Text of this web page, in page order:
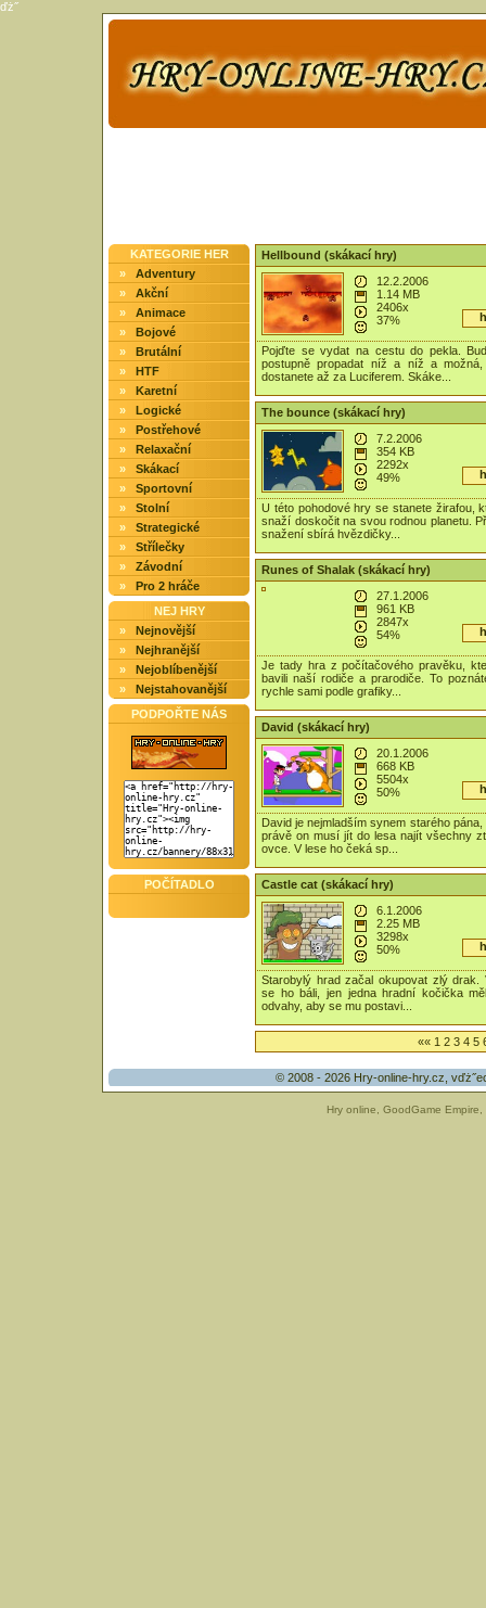
ďż˝
KATEGORIE HER
» Adventury
» Akční
» Animace
» Bojové
» Brutální
» HTF
» Karetní
» Logické
» Postřehové
» Relaxační
» Skákací
» Sportovní
» Stolní
» Strategické
» Střílečky
» Závodní
» Pro 2 hráče
NEJ HRY
» Nejnovější
» Nejhranější
» Nejoblíbenější
» Nejstahovanější
PODPOŘTE NÁS
POČÍTADLO
Hellbound (skákací hry)
12.2.2006
1.14 MB
2406x
37%
Pojďte se vydat na cestu do pekla.
postupně propadat níž a níž a
dostanete až za Luciferem. Skáke...
The bounce (skákací hry)
7.2.2006
354 KB
2292x
49%
U této pohodové hry se stanete žirafou,
snaží doskočit na svou rodnou planetu.
snažení sbírá hvězdičky...
Runes of Shalak (skákací hry)
27.1.2006
961 KB
2847x
54%
Je tady hra z počítačového pravěku,
bavili naší rodiče a prarodiče. To
rychle sami podle grafiky...
David (skákací hry)
20.1.2006
668 KB
5504x
50%
David je nejmladším synem starého pána,
právě on musí jít do lesa najít všechny
ovce. V lese ho čeká sp...
Castle cat (skákací hry)
6.1.2006
2.25 MB
3298x
50%
Starobylý hrad začal okupovat zlý drak.
se ho báli, jen jedna hradní kočička
odvahy, aby se mu postavi...
«« 1 2 3 4 5
© 2008 - 2026 Hry-online-hry.cz ,
Hry online GoodGame Empire